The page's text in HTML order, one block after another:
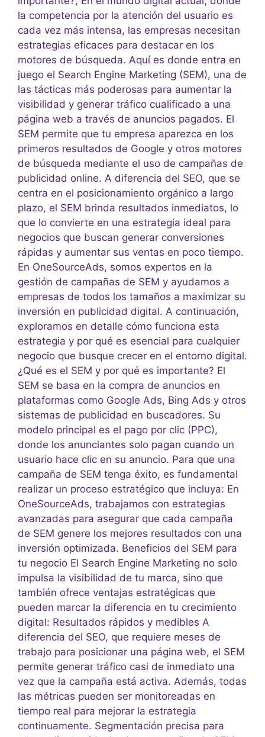
la competencia por la atención del usuario es
cada vez más intensa, las empresas necesitan
estrategias eficaces para destacar en los
motores de búsqueda. Aquí es donde entra en
juego el Search Engine Marketing (SEM), una de
las tácticas más poderosas para aumentar la
visibilidad y generar tráfico cualificado a una
página web a través de anuncios pagados. El
SEM permite que tu empresa aparezca en los
primeros resultados de Google y otros motores
de búsqueda mediante el uso de campañas de
publicidad online. A diferencia del SEO, que se
centra en el posicionamiento orgánico a largo
plazo, el SEM brinda resultados inmediatos, lo
que lo convierte en una estrategia ideal para
negocios que buscan generar conversiones
rápidas y aumentar sus ventas en poco tiempo.
En OneSourceAds, somos expertos en la
gestión de campañas de SEM y ayudamos a
empresas de todos los tamaños a maximizar su
inversión en publicidad digital. A continuación,
exploramos en detalle cómo funciona esta
estrategia y por qué es esencial para cualquier
negocio que busque crecer en el entorno digital.
¿Qué es el SEM y por qué es importante? El
SEM se basa en la compra de anuncios en
plataformas como Google Ads, Bing Ads y otros
sistemas de publicidad en buscadores. Su
modelo principal es el pago por clic (PPC),
donde los anunciantes solo pagan cuando un
usuario hace clic en su anuncio. Para que una
campaña de SEM tenga éxito, es fundamental
realizar un proceso estratégico que incluya: En
OneSourceAds, trabajamos con estrategias
avanzadas para asegurar que cada campaña
de SEM genere los mejores resultados con una
inversión optimizada. Beneficios del SEM para
tu negocio El Search Engine Marketing no solo
impulsa la visibilidad de tu marca, sino que
también ofrece ventajas estratégicas que
pueden marcar la diferencia en tu crecimiento
digital: Resultados rápidos y medibles A
diferencia del SEO, que requiere meses de
trabajo para posicionar una página web, el SEM
permite generar tráfico casi de inmediato una
vez que la campaña está activa. Además, todas
las métricas pueden ser monitoreadas en
tiempo real para mejorar la estrategia
continuamente. Segmentación precisa para